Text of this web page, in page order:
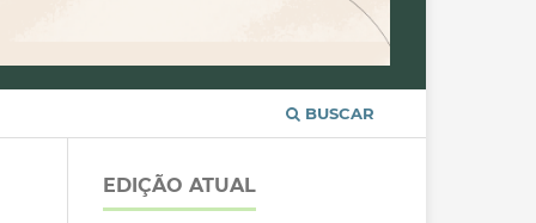
BUSCAR
EDIÇÃO ATUAL